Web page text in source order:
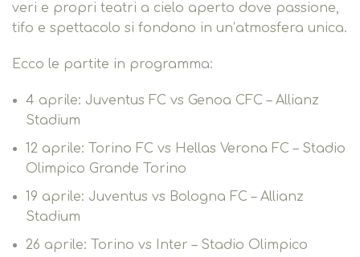
veri e propri teatri a cielo aperto dove passione,
tifo e spettacolo si fondono in un’atmosfera unica.
Ecco le partite in programma:
4 aprile: Juventus FC vs Genoa CFC – Allianz
Stadium
12 aprile: Torino FC vs Hellas Verona FC – Stadio
Olimpico Grande Torino
19 aprile: Juventus vs Bologna FC – Allianz
Stadium
26 aprile: Torino vs Inter – Stadio Olimpico